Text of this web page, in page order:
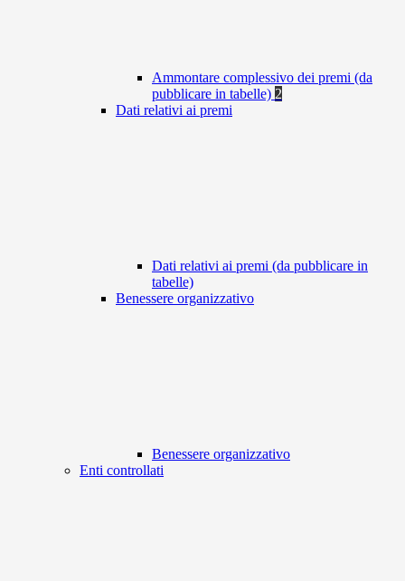
Ammontare complessivo dei premi (da
pubblicare in tabelle) 2
Dati relativi ai premi
Dati relativi ai premi (da pubblicare in
tabelle)
Benessere organizzativo
Benessere organizzativo
Enti controllati